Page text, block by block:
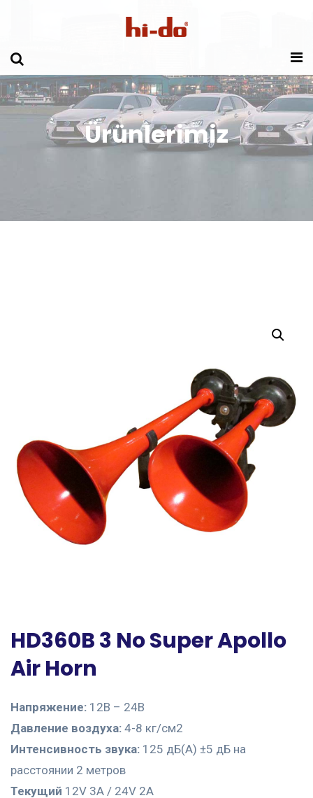
Ürünlerimiz
HD360B 3 No Super Apollo
Air Horn
Напряжение: 12В – 24В
Давление воздуха: 4-8 кг/см2
Интенсивность звука: 125 дБ(A) ±5 дБ на
расстоянии 2 метров
Текущий 12V 3A / 24V 2A